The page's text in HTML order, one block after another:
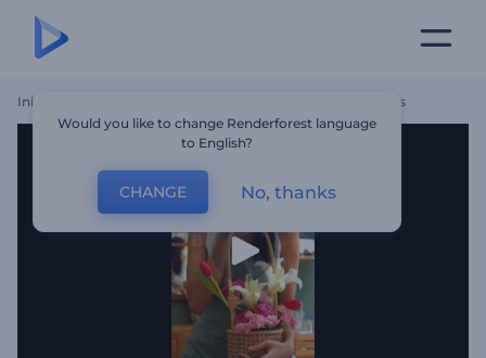
Inicio Reel Promocional Para Boutique De Flores
Would you like to change Renderforest language
to English?
CHANGE No, thanks